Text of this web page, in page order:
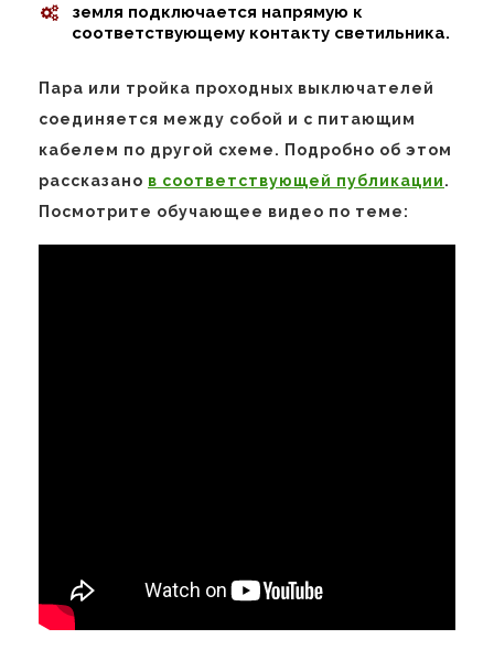
земля подключается напрямую к
соответствующему контакту светильника.
Пара или тройка проходных выключателей
соединяется между собой и с питающим
кабелем по другой схеме. Подробно об этом
рассказано в соответствующей публикации.
Посмотрите обучающее видео по теме: